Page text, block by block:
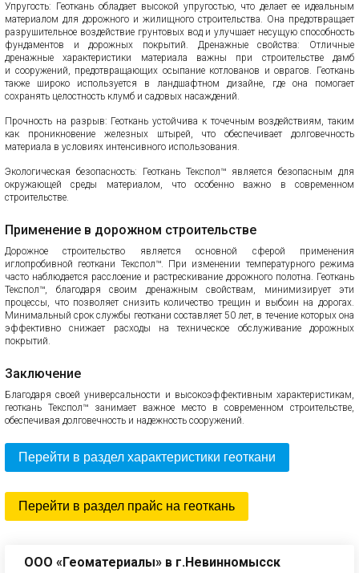
Упругость: Геоткань обладает высокой упругостью, что делает ее идеальным
материалом для дорожного и жилищного строительства. Она предотвращает
разрушительное воздействие грунтовых вод и улучшает несущую способность
фундаментов и дорожных покрытий. Дренажные свойства: Отличные
дренажные характеристики материала важны при строительстве дамб
и сооружений, предотвращающих осыпание котлованов и оврагов. Геоткань
также широко используется в ландшафтном дизайне, где она помогает
сохранять целостность клумб и садовых насаждений.
Прочность на разрыв: Геоткань устойчива к точечным воздействиям, таким
как проникновение железных штырей, что обеспечивает долговечность
материала в условиях интенсивного использования.
Экологическая безопасность: Геоткань Текспол™ является безопасным для
окружающей среды материалом, что особенно важно в современном
строительстве.
Применение в дорожном строительстве
Дорожное строительство является основной сферой применения
иглопробивной геоткани Текспол™. При изменении температурного режима
часто наблюдается расслоение и растрескивание дорожного полотна. Геоткань
Текспол™, благодаря своим дренажным свойствам, минимизирует эти
процессы, что позволяет снизить количество трещин и выбоин на дорогах.
Минимальный срок службы геоткани составляет 50 лет, в течение которых она
эффективно снижает расходы на техническое обслуживание дорожных
покрытий.
Заключение
Благодаря своей универсальности и высокоэффективным характеристикам,
геоткань Текспол™ занимает важное место в современном строительстве,
обеспечивая долговечность и надежность сооружений.
Перейти в раздел характеристики геоткани
Перейти в раздел прайс на геоткань
ООО «Геоматериалы» в г.Невинномысск